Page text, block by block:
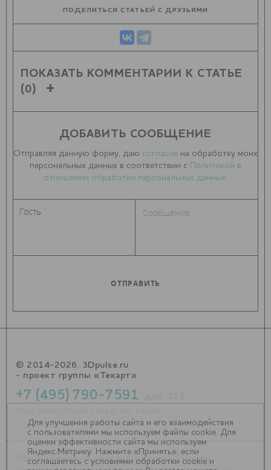
ПОДЕЛИТЬСЯ СТАТЬЕЙ С ДРУЗЬЯМИ
ПОКАЗАТЬ КОММЕНТАРИИ К СТАТЬЕ
(0)
ДОБАВИТЬ СООБЩЕНИЕ
Отправляя данную форму, даю согласие на обработку моих
персональных данных в соответствии с
Политикой в
отношении обработки персональных данных.
© 2014-2026. 3Dpulse.ru
- проект группы «Текарт»
+7 (495) 790-7591
https://t.me/Techart_CaseStudy
Приглашения на соответствующие нашей
Для улучшения работы сайта и его взаимодействия
с пользователями мы используем файлы cookie. Для
оценки эффективности сайта мы используем
Яндекс.Метрику. Нажмите «Принять», если
соглашаетесь с условиями обработки cookie и